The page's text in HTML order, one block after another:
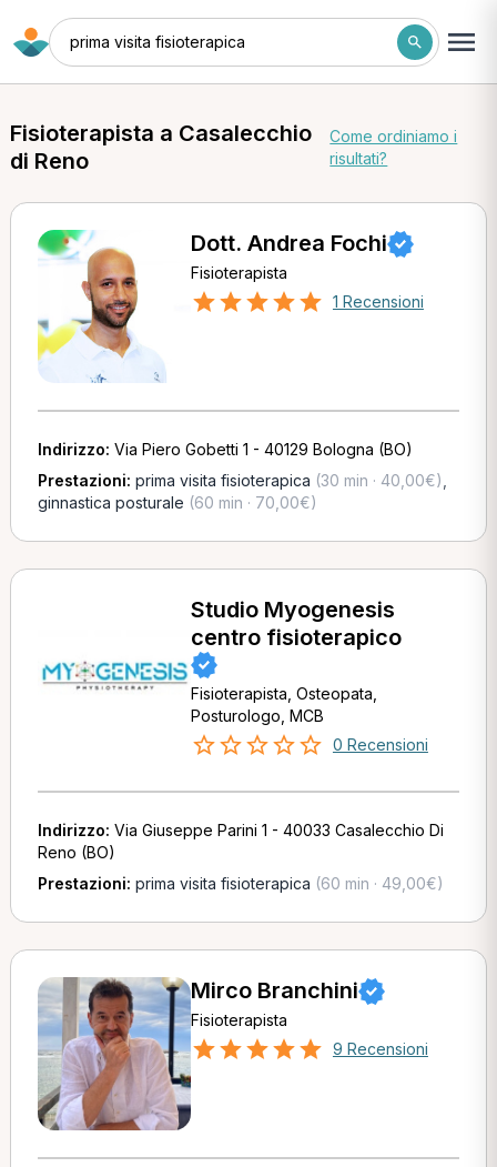
prima visita fisioterapica
Fisioterapista a Casalecchio
di Reno
Come ordiniamo i
risultati?
Dott. Andrea Fochi
Fisioterapista
1 Recensioni
Indirizzo: Via Piero Gobetti 1 - 40129 Bologna (BO)
Prestazioni: prima visita fisioterapica (30 min · 40,00€)
ginnastica posturale (60 min · 70,00€)
Studio Myogenesis
centro fisioterapico
Fisioterapista, Osteopata,
Posturologo, MCB
0 Recensioni
Indirizzo: Via Giuseppe Parini 1 - 40033 Casalecchio Di
Reno (BO)
Prestazioni: prima visita fisioterapica (60 min · 49,00€)
Mirco Branchini
Fisioterapista
9 Recensioni